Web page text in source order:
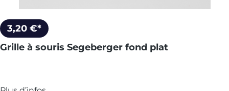
3,20 €*
Grille à souris Segeberger fond plat